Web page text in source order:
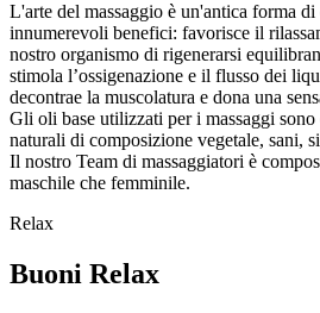
L'arte del massaggio è un'antica forma
innumerevoli benefici: favorisce il
nostro organismo di rigenerarsi
stimola l’ossigenazione e il flusso dei
decontrae la muscolatura e dona una
Gli oli base utilizzati per i massaggi
naturali di composizione vegetale, sani,
Il nostro Team di massaggiatori è
maschile che femminile.
Relax
Buoni Relax